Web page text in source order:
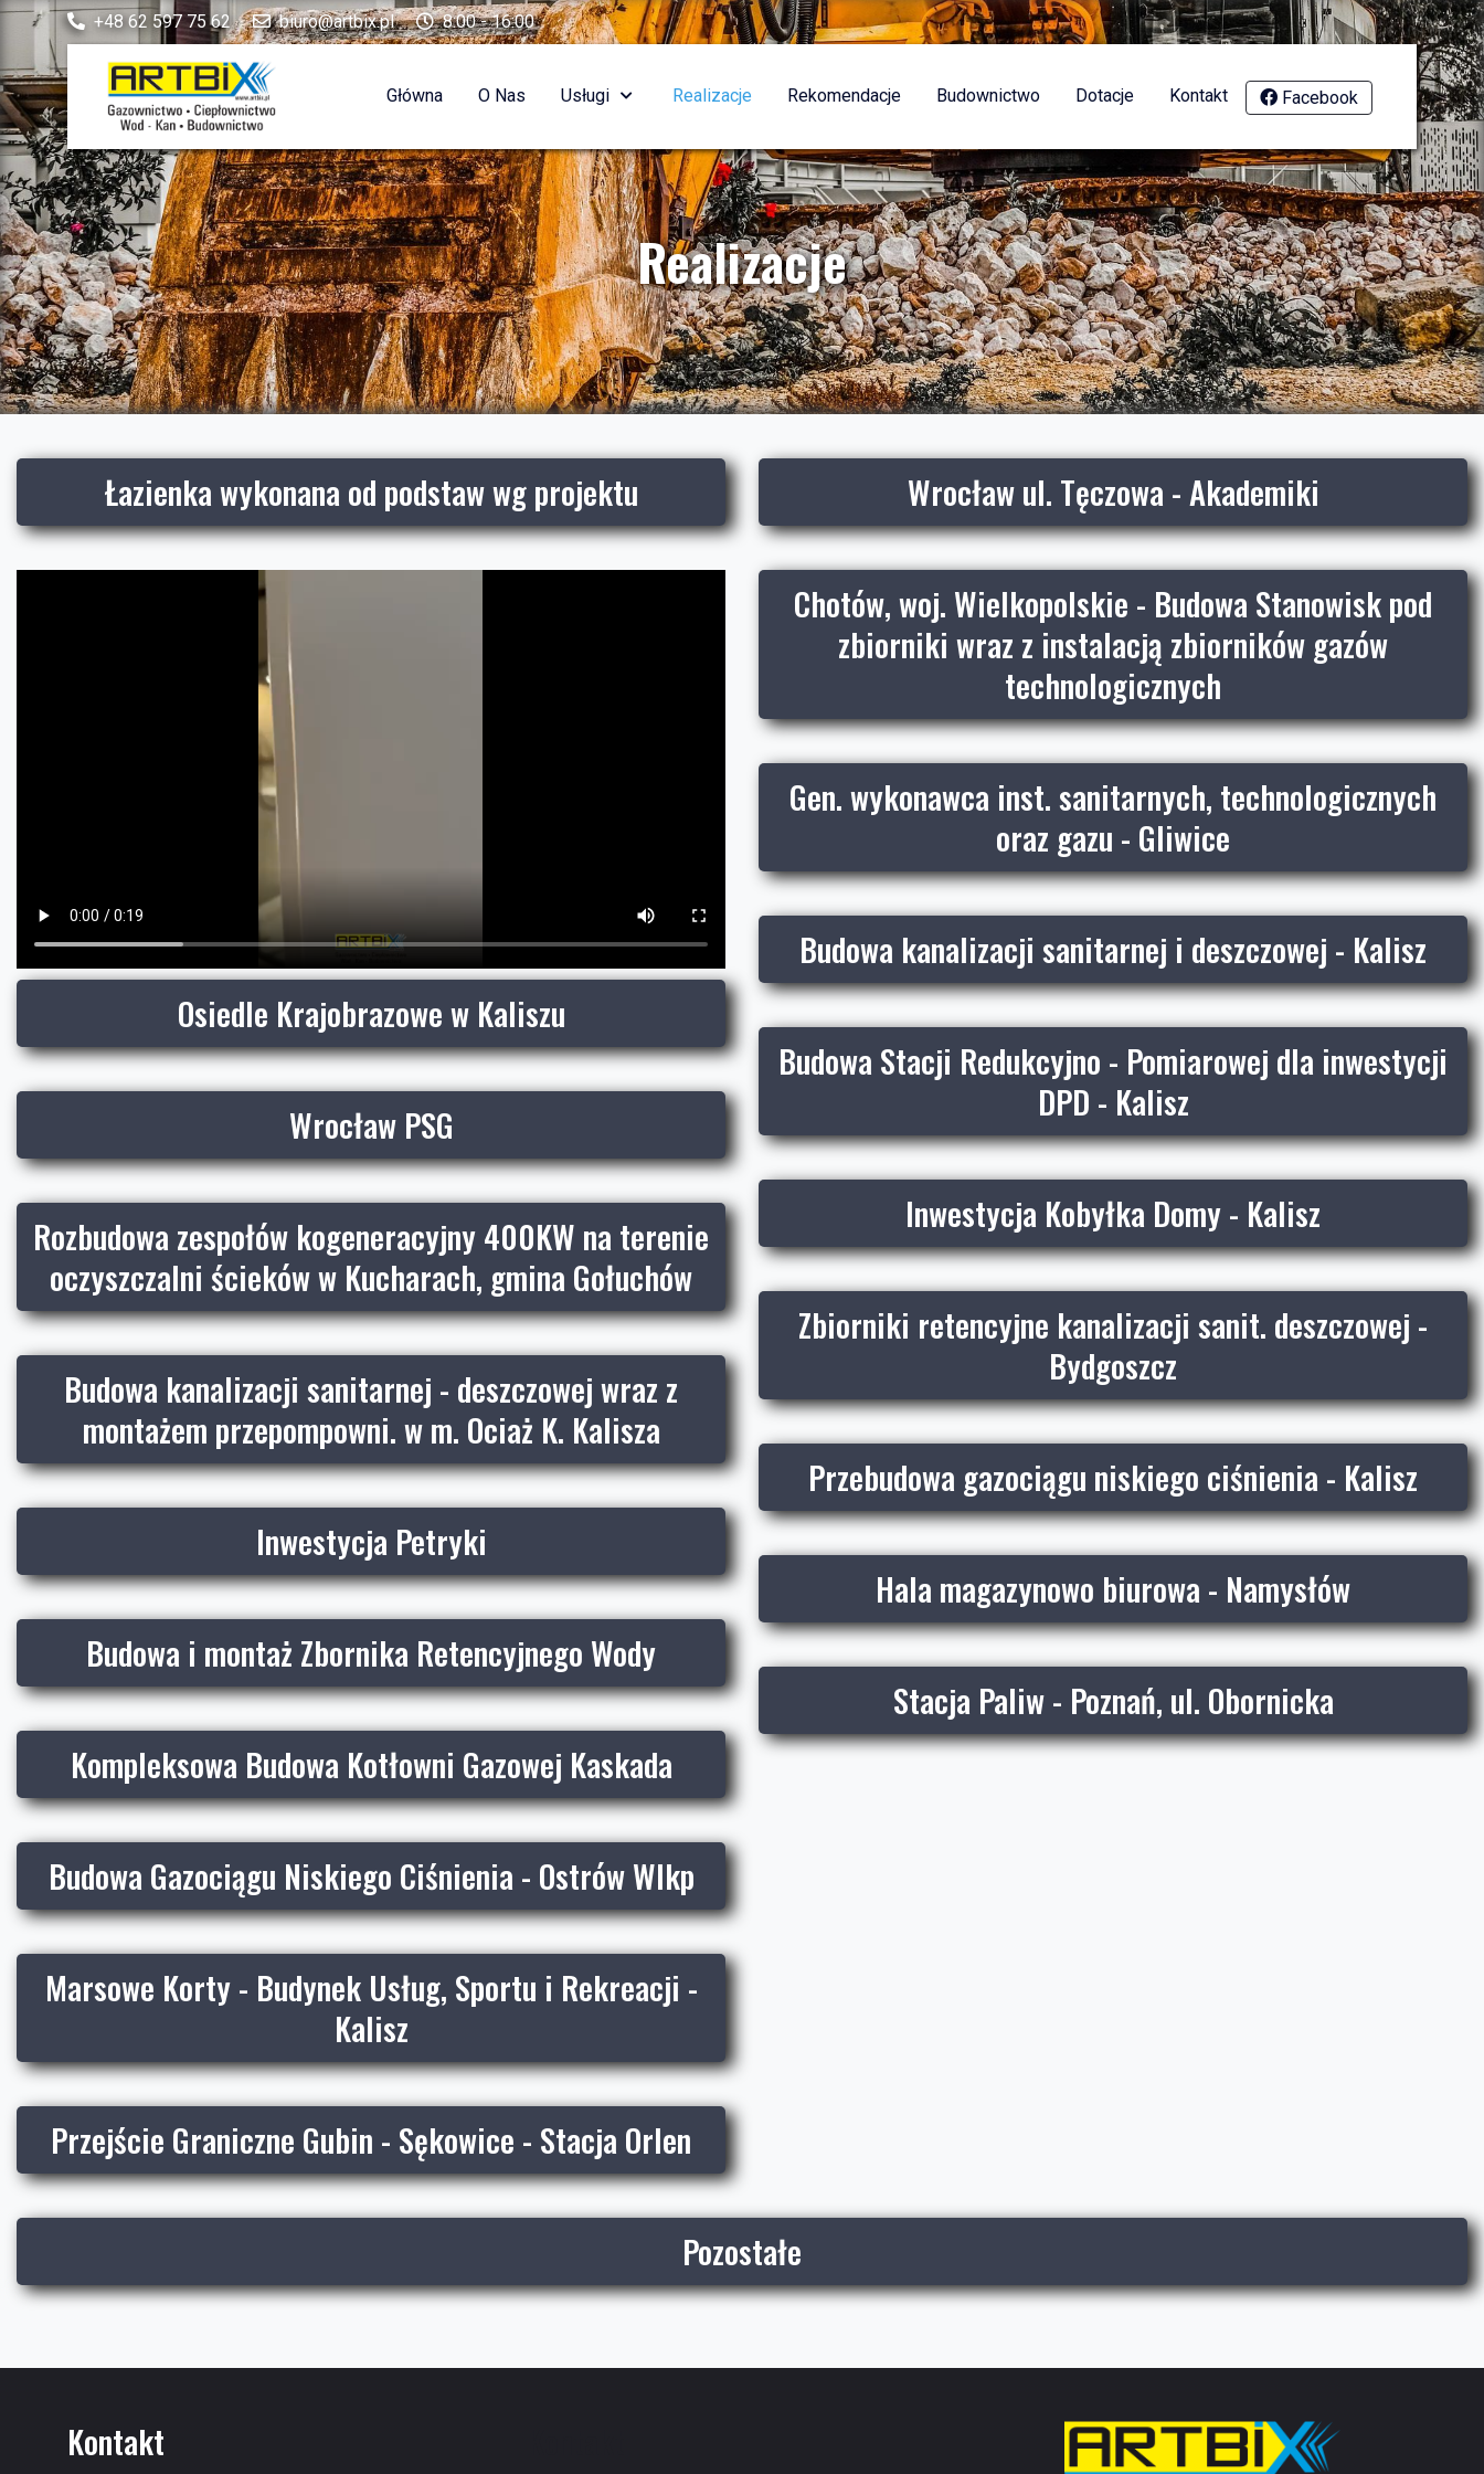
+48 62 597 75 62 biuro@artbix.pl 8:00 - 16:00
Główna O Nas Usługi Realizacje Rekomendacje Budownictwo Dotacje Kontakt Facebook
Realizacje
Łazienka wykonana od podstaw wg projektu
Osiedle Krajobrazowe w Kaliszu
Wrocław PSG
Rozbudowa zespołów kogeneracyjny 400KW na terenie
oczyszczalni ścieków w Kucharach, gmina Gołuchów
Budowa kanalizacji sanitarnej - deszczowej wraz z
montażem przepompowni. w m. Ociaż K. Kalisza
Inwestycja Petryki
Budowa i montaż Zbornika Retencyjnego Wody
Kompleksowa Budowa Kotłowni Gazowej Kaskada
Budowa Gazociągu Niskiego Ciśnienia - Ostrów Wlkp
Marsowe Korty - Budynek Usług, Sportu i Rekreacji -
Kalisz
Przejście Graniczne Gubin - Sękowice - Stacja Orlen
Wrocław ul. Tęczowa - Akademiki
Chotów, woj. Wielkopolskie - Budowa Stanowisk pod
zbiorniki wraz z instalacją zbiorników gazów
technologicznych
Gen. wykonawca inst. sanitarnych, technologicznych
oraz gazu - Gliwice
Budowa kanalizacji sanitarnej i deszczowej - Kalisz
Budowa Stacji Redukcyjno - Pomiarowej dla inwestycji
DPD - Kalisz
Inwestycja Kobyłka Domy - Kalisz
Zbiorniki retencyjne kanalizacji sanit. deszczowej -
Bydgoszcz
Przebudowa gazociągu niskiego ciśnienia - Kalisz
Hala magazynowo biurowa - Namysłów
Stacja Paliw - Poznań, ul. Obornicka
Pozostałe
Kontakt